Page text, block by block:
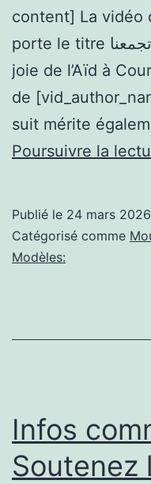
content] La vidéo
porte le titre فرحة العيد تجمعنا // Partager la
joie de l’Aïd à
de
suit mérite
Poursuivre la
Publié le 24 mars 2026
Catégorisé comme
Modèles:
Infos
Soutenez